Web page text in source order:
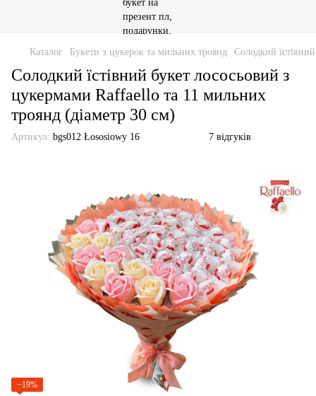
Каталог Букети з цукерок та мильних троянд Солодкий
Солодкий їстівний букет лососьовий з
цукермами Raffaello та 11 мильних
троянд (діаметр 30 см)
Артикул: bgs012 Łososiowy 16 7 відгуків
−19%